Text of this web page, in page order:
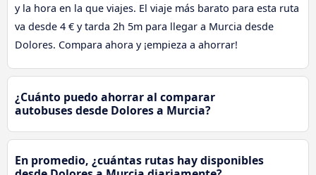
y la hora en la que viajes. El viaje más barato para esta ruta
va desde 4 € y tarda 2h 5m para llegar a Murcia desde
Dolores. Compara ahora y ¡empieza a ahorrar!
¿Cuánto puedo ahorrar al comparar
autobuses desde Dolores a Murcia?
En promedio, ¿cuántas rutas hay disponibles